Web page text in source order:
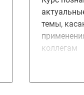
темы,
коллегам